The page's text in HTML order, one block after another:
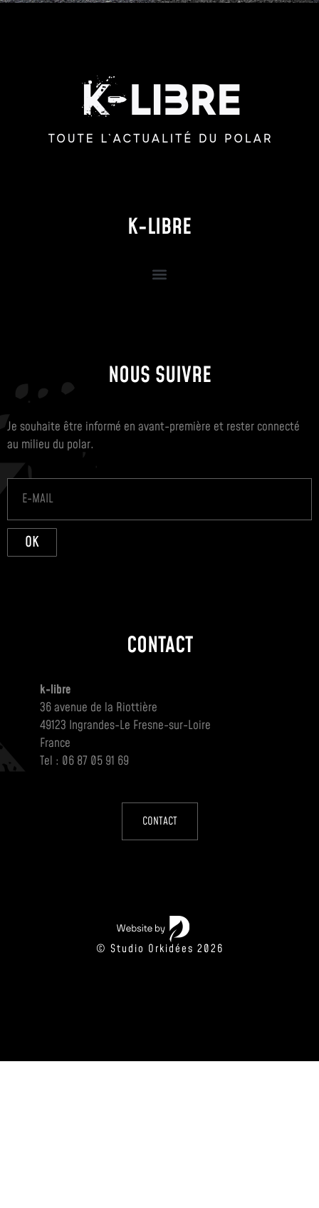
K-LIBRE
NOUS SUIVRE
Je souhaite être informé en avant-première et rester connecté
au milieu du polar.
OK
CONTACT
k-libre
36 avenue de la Riottière
49123 Ingrandes-Le Fresne-sur-Loire
France
Tel : 06 87 05 91 69
CONTACT
© Studio Orkidées 2026